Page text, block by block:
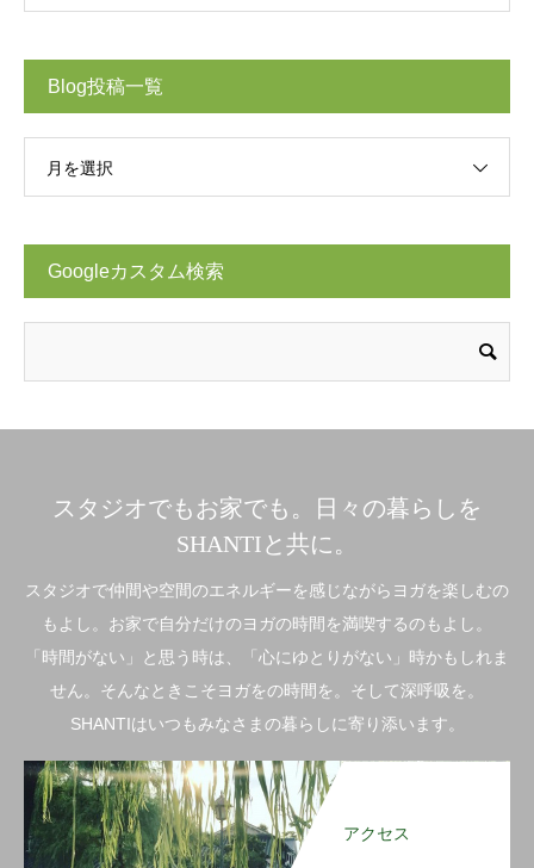
Blog投稿一覧
月を選択
Googleカスタム検索
スタジオでもお家でも。日々の暮らしを
SHANTIと共に。
スタジオで仲間や空間のエネルギーを感じながらヨガを楽しむの
もよし。お家で自分だけのヨガの時間を満喫するのもよし。
「時間がない」と思う時は、「心にゆとりがない」時かもしれま
せん。そんなときこそヨガをの時間を。そして深呼吸を。
SHANTIはいつもみなさまの暮らしに寄り添います。
アクセス